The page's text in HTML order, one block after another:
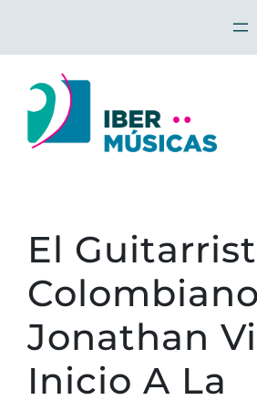
contenido
El
Colombiano
Jonathan
Inicio A La